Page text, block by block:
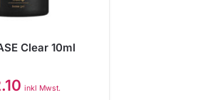
Clear 10ml
inkl Mwst.